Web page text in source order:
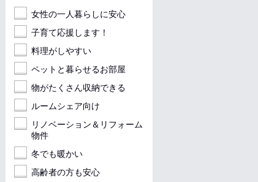
女性の一人暮らしに安心
子育て応援します！
料理がしやすい
ペットと暮らせるお部屋
物がたくさん収納できる
ルームシェア向け
リノベーション＆リフォーム
物件
冬でも暖かい
高齢者の方も安心